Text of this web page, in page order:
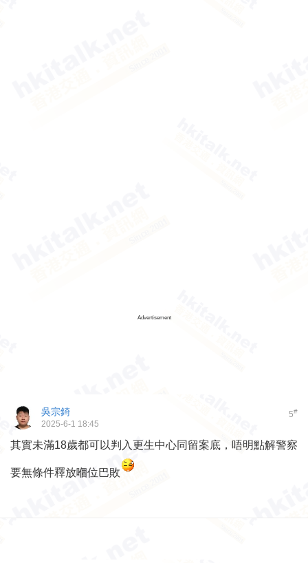
Advertisement
5#
吳宗錡
2025-6-1 18:45
其實未滿18歲都可以判入更生中心同留案底，唔明點解警察
要無條件釋放嗰位巴敗